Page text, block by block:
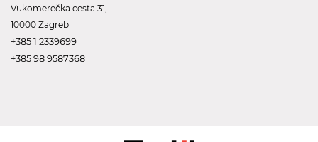
Vukomerečka cesta 31,
10000 Zagreb
+385 1 2339699
+385 98 9587368